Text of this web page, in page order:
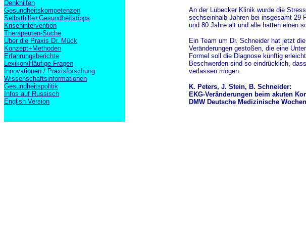
Denkhilfen
Gesundheitskompetenzen
Selbsthilfe+Gesundheitstipps
Krisenintervention
Therapeuten-Suche
Über die Praxis Dr. Mück
Konzept+Methoden
Erfahrungsberichte
Lexikon/Häufige Fragen
Innovationen / Praxisforschung
Wissenschaftsinformationen
Gesundheitspolitik
Infos auf Russisch
English Version
An der Lübecker Klinik wurde die
sechseinhalb Jahren bei insgesamt 29
und 80 Jahre alt und alle hatten einen
Ein Team um Dr. Schneider hat jetzt
Veränderungen gestoßen, die eine
Formel soll die Diagnose künftig
Beschwerden sind so eindrücklich,
verlassen mögen.
K. Peters, J. Stein, B. Schneider:
EKG-Veränderungen beim akuten
DMW Deutsche Medizinische